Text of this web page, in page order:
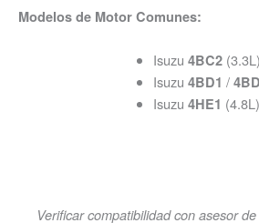
Modelos de Motor Comunes:
Isuzu 4BC2(3.3L)
Isuzu 4BD1 /
Isuzu 4HE1 (4.8L)
Verificar compatibilidad con asesor